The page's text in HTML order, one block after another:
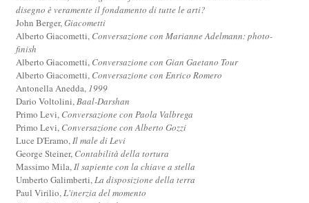
disegno è veramente il fondamento di tutte le arti?
John Berger,Giacometti
Alberto Giacometti, Conversazione con Marianne Adelmann: photo-
finish
Alberto Giacometti, Conversazione con Gian Gaetano Tour
Alberto Giacometti, Conversazione con Enrico Romero
Antonella Anedda, 1999
Dario Voltolini,Baal-Darshan
Primo Levi, Conversazione con Paola Valbrega
Primo Levi, Conversazione con Alberto Gozzi
Luce D'Eramo,Il male di Levi
George Steiner, Contabilità della tortura
Massimo Mila,Il sapiente con la chiave a stella
Umberto Galimberti,La disposizione della terra
Paul Virilio,L'inerzia del momento